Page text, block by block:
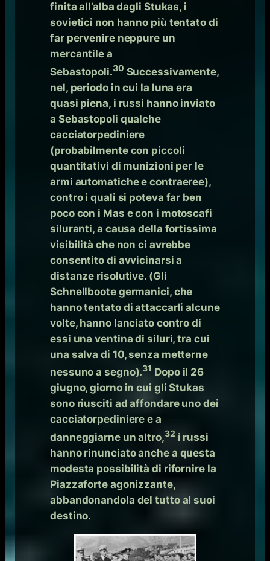
finita all’alba dagli Stukas, i
sovietici non hanno più tentato di
far pervenire neppure un
mercantile a
Sebastopoli.30 Successivamente,
nel, periodo in cui la luna era
quasi piena, i russi hanno inviato
a Sebastopoli qualche
cacciatorpediniere
(probabilmente con piccoli
quantitativi di munizioni per le
armi automatiche e contraeree),
contro i quali si poteva far ben
poco con i Mas e con i motoscafi
siluranti, a causa della fortissima
visibilità che non ci avrebbe
consentito di avvicinarsi a
distanze risolutive. (Gli
Schnellboote germanici, che
hanno tentato di attaccarli alcune
volte, hanno lanciato contro di
essi una ventina di siluri, tra cui
una salva di 10, senza metterne
nessuno a segno).31 Dopo il 26
giugno, giorno in cui gli Stukas
sono riusciti ad affondare uno dei
cacciatorpediniere e a
danneggiarne un altro,32 i russi
hanno rinunciato anche a questa
modesta possibilità di rifornire la
Piazzaforte agonizzante,
abbandonandola del tutto al suoi
destino.